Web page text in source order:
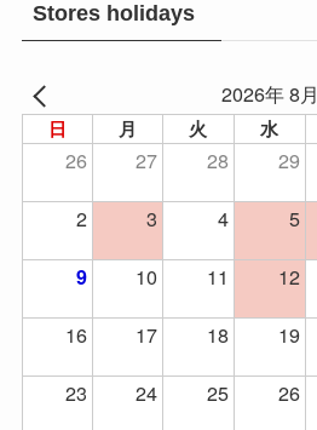
Stores holidays
2026年 8月
日 月 火 水
26 27 28 29
2
3 4 5
9 10 11 12
16
17 18 19
23
24 25 26